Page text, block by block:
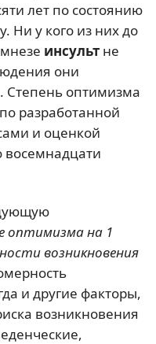
лет по состоянию
Ни у кого из них до
инсульт не
они
Степень оптимизма
разработанной
и оценкой
восемнадцати
оптимизма на 1
возникновения
и другие факторы,
возникновения